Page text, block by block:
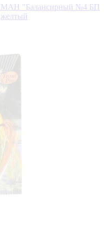
"Балансирный №4 БП